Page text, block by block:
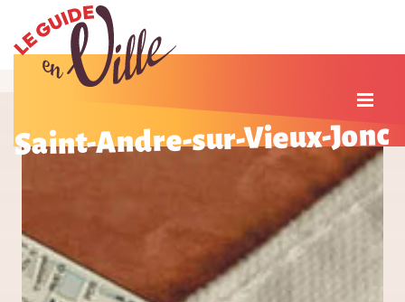
Saint-Andre-sur-Vieux-Jonc